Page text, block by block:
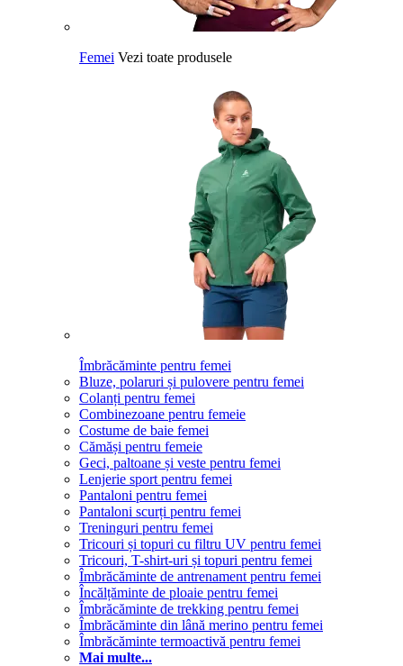
Femei Vezi toate produsele
Îmbrăcăminte pentru femei
Bluze, polaruri și pulovere pentru femei
Colanți pentru femei
Combinezoane pentru femeie
Costume de baie femei
Cămăși pentru femeie
Geci, paltoane și veste pentru femei
Lenjerie sport pentru femei
Pantaloni pentru femei
Pantaloni scurți pentru femei
Treninguri pentru femei
Tricouri și topuri cu filtru UV pentru femei
Tricouri, T-shirt-uri și topuri pentru femei
Îmbrăcăminte de antrenament pentru femei
Încălțăminte de ploaie pentru femei
Îmbrăcăminte de trekking pentru femei
Îmbrăcăminte din lână merino pentru femei
Îmbrăcăminte termoactivă pentru femei
Mai multe...